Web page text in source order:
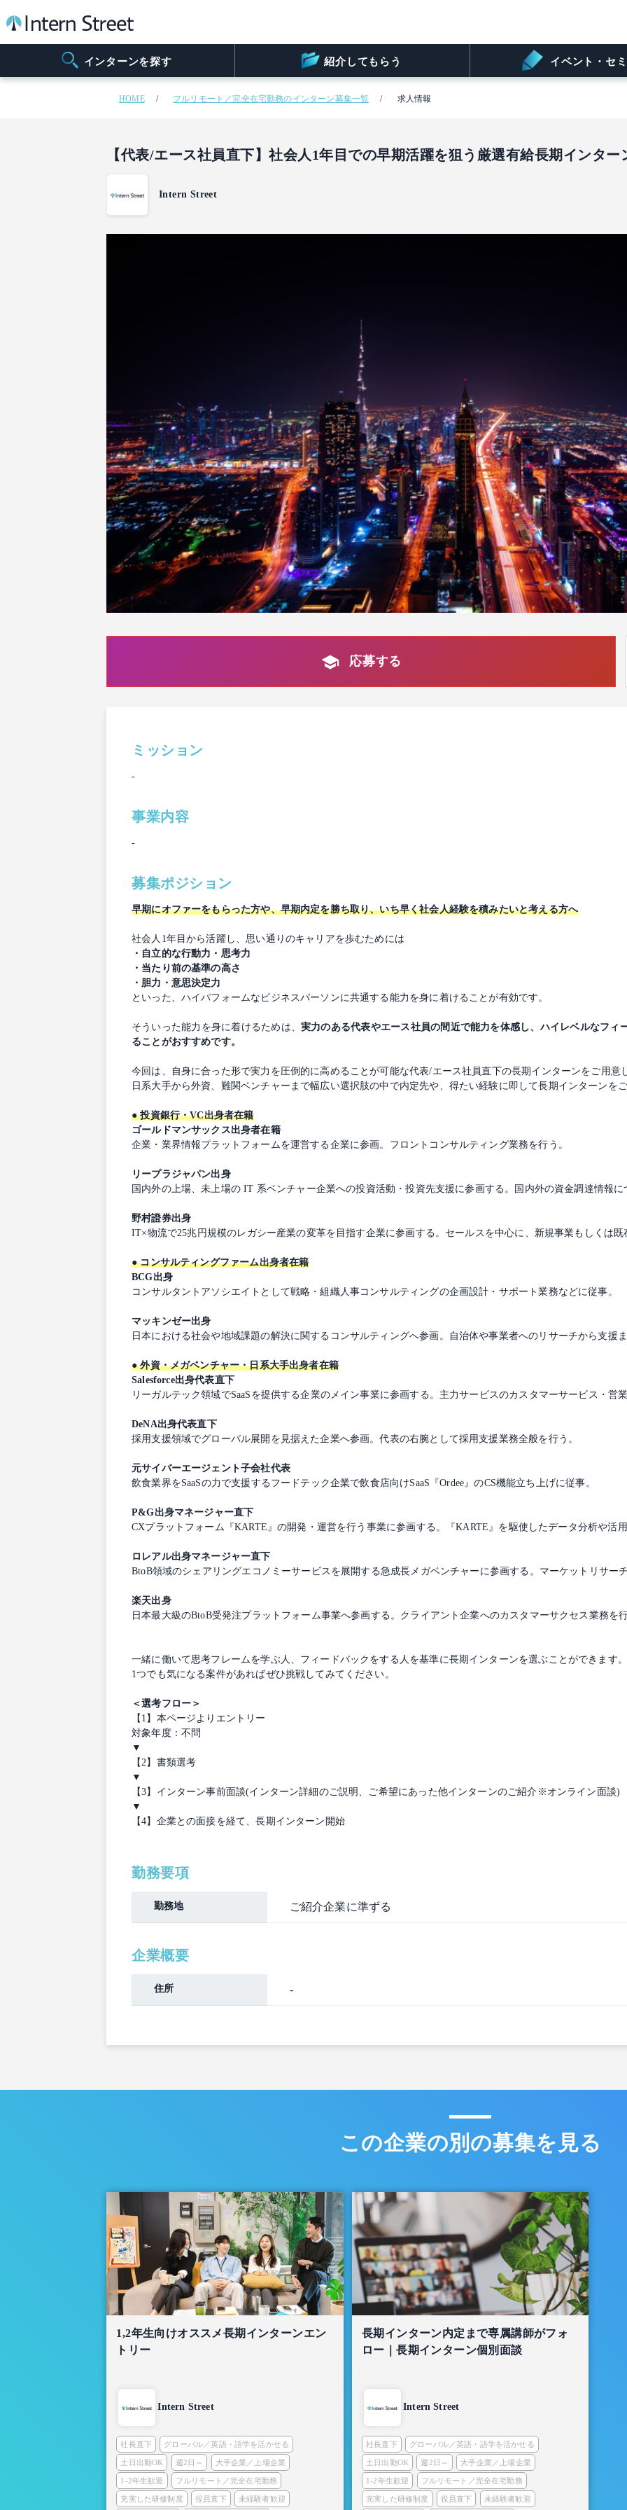
インターンを探す 紹介してもらう イベント・セ
HOME フルリモート／完全在宅勤務のインターン募集一覧 求人情報
【代表/エース社員直下】社会人1年目での早期活躍を狙う厳選有給長期インター
Intern Street
応募する
ミッション
-
事業内容
-
募集ポジション
早期にオファーをもらった方や、早期内定を勝ち取り、いち早く社会人経験を積みたいと考える方へ
社会人1年目から活躍し、思い通りのキャリアを歩むためには
・自立的な行動力・思考力
・当たり前の基準の高さ
・胆力・意思決定力
といった、ハイパフォームなビジネスパーソンに共通する能力を身に着けることが有効です。
そういった能力を身に着けるためは、実力のある代表やエース社員の間近で能力を体感し、ハイレベルなフィ
ることがおすすめです。
今回は、自身に合った形で実力を圧倒的に高めることが可能な代表/エース社員直下の長期インターンをご用意
日系大手から外資、難関ベンチャーまで幅広い選択肢の中で内定先や、得たい経験に即して長期インターンを
● 投資銀行・VC出身者在籍
ゴールドマンサックス出身者在籍
企業・業界情報プラットフォームを運営する企業に参画。フロントコンサルティング業務を行う。
リープラジャパン出身
国内外の上場、未上場の IT 系ベンチャー企業への投資活動・投資先支援に参画する。国内外の資金調達情報
野村證券出身
IT×物流で25兆円規模のレガシー産業の変革を目指す企業に参画する。セールスを中心に、新規事業もしくは
● コンサルティングファーム出身者在籍
BCG出身
コンサルタントアソシエイトとして戦略・組織人事コンサルティングの企画設計・サポート業務などに従事。
マッキンゼー出身
日本における社会や地域課題の解決に関するコンサルティングへ参画。自治体や事業者へのリサーチから支援
● 外資・メガベンチャー・日系大手出身者在籍
Salesforce出身代表直下
リーガルテック領域でSaaSを提供する企業のメイン事業に参画する。主力サービスのカスタマーサービス・営
DeNA出身代表直下
採用支援領域でグローバル展開を見据えた企業へ参画。代表の右腕として採用支援業務全般を行う。
元サイバーエージェント子会社代表
飲食業界をSaaSの力で支援するフードテック企業で飲食店向けSaaS『Ordee』のCS機能立ち上げに従事。
P&G出身マネージャー直下
CXプラットフォーム『KARTE』の開発・運営を行う事業に参画する。『KARTE』を駆使したデータ分析や活
ロレアル出身マネージャー直下
BtoB領域のシェアリングエコノミーサービスを展開する急成長メガベンチャーに参画する。マーケットリサー
楽天出身
日本最大級のBtoB受発注プラットフォーム事業へ参画する。クライアント企業へのカスタマーサクセス業務を
一緒に働いて思考フレームを学ぶ人、フィードバックをする人を基準に長期インターンを選ぶことができます。
1つでも気になる案件があればぜひ挑戦してみてください。
＜選考フロー＞
【1】本ページよりエントリー
対象年度：不問
▼
【2】書類選考
▼
【3】インターン事前面談(インターン詳細のご説明、ご希望にあった他インターンのご紹介※オンライン面談)
▼
【4】企業との面接を経て、長期インターン開始
勤務要項
勤務地 ご紹介企業に準ずる
企業概要
住所 -
この企業の別の募集を見る
1,2年生向けオススメ長期インターンエン
トリー
Intern Street
社長直下 グローバル／英語・語学を活かせる
土日出勤OK 週2日～ 大手企業／上場企業
1-2年生歓迎 フルリモート／完全在宅勤務
充実した研修制度 役員直下 未経験者歓迎
長期インターン内定まで専属講師がフォ
ロー｜長期インターン個別面談
Intern Street
社長直下 グローバル／英語・語学を活かせる
土日出勤OK 週2日～ 大手企業／上場企業
1-2年生歓迎 フルリモート／完全在宅勤務
充実した研修制度 役員直下 未経験者歓迎